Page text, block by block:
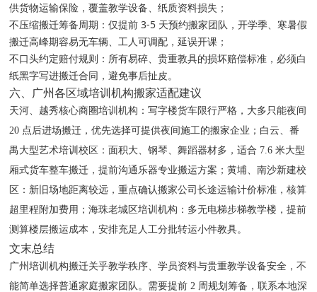
供货物运输保险，覆盖教学设备、纸质资料损失；
不压缩搬迁筹备周期：仅提前 3-5 天预约搬家团队，开学季、寒暑假
搬迁高峰期容易无车辆、工人可调配，延误开课；
不口头约定赔付规则：所有易碎、贵重教具的损坏赔偿标准，必须白
纸黑字写进搬迁合同，避免事后扯皮。
六、广州各区域培训机构搬家适配建议
天河、越秀核心商圈培训机构：写字楼货车限行严格，大多只能夜间
20 点后进场搬迁，优先选择可提供夜间施工的搬家企业；白云、番
禺大型艺术培训校区：面积大、钢琴、舞蹈器材多，适合 7.6 米大型
厢式货车整车搬迁，提前沟通乐器专业搬运方案；黄埔、南沙新建校
区：新旧场地距离较远，重点确认搬家公司长途运输计价标准，核算
超里程附加费用；海珠老城区培训机构：多无电梯步梯教学楼，提前
测算楼层搬运成本，安排充足人工分批转运小件教具。
文末总结
广州培训机构搬迁关乎教学秩序、学员资料与贵重教学设备安全，不
能简单选择普通家庭搬家团队。需要提前 2 周规划筹备，联系本地深